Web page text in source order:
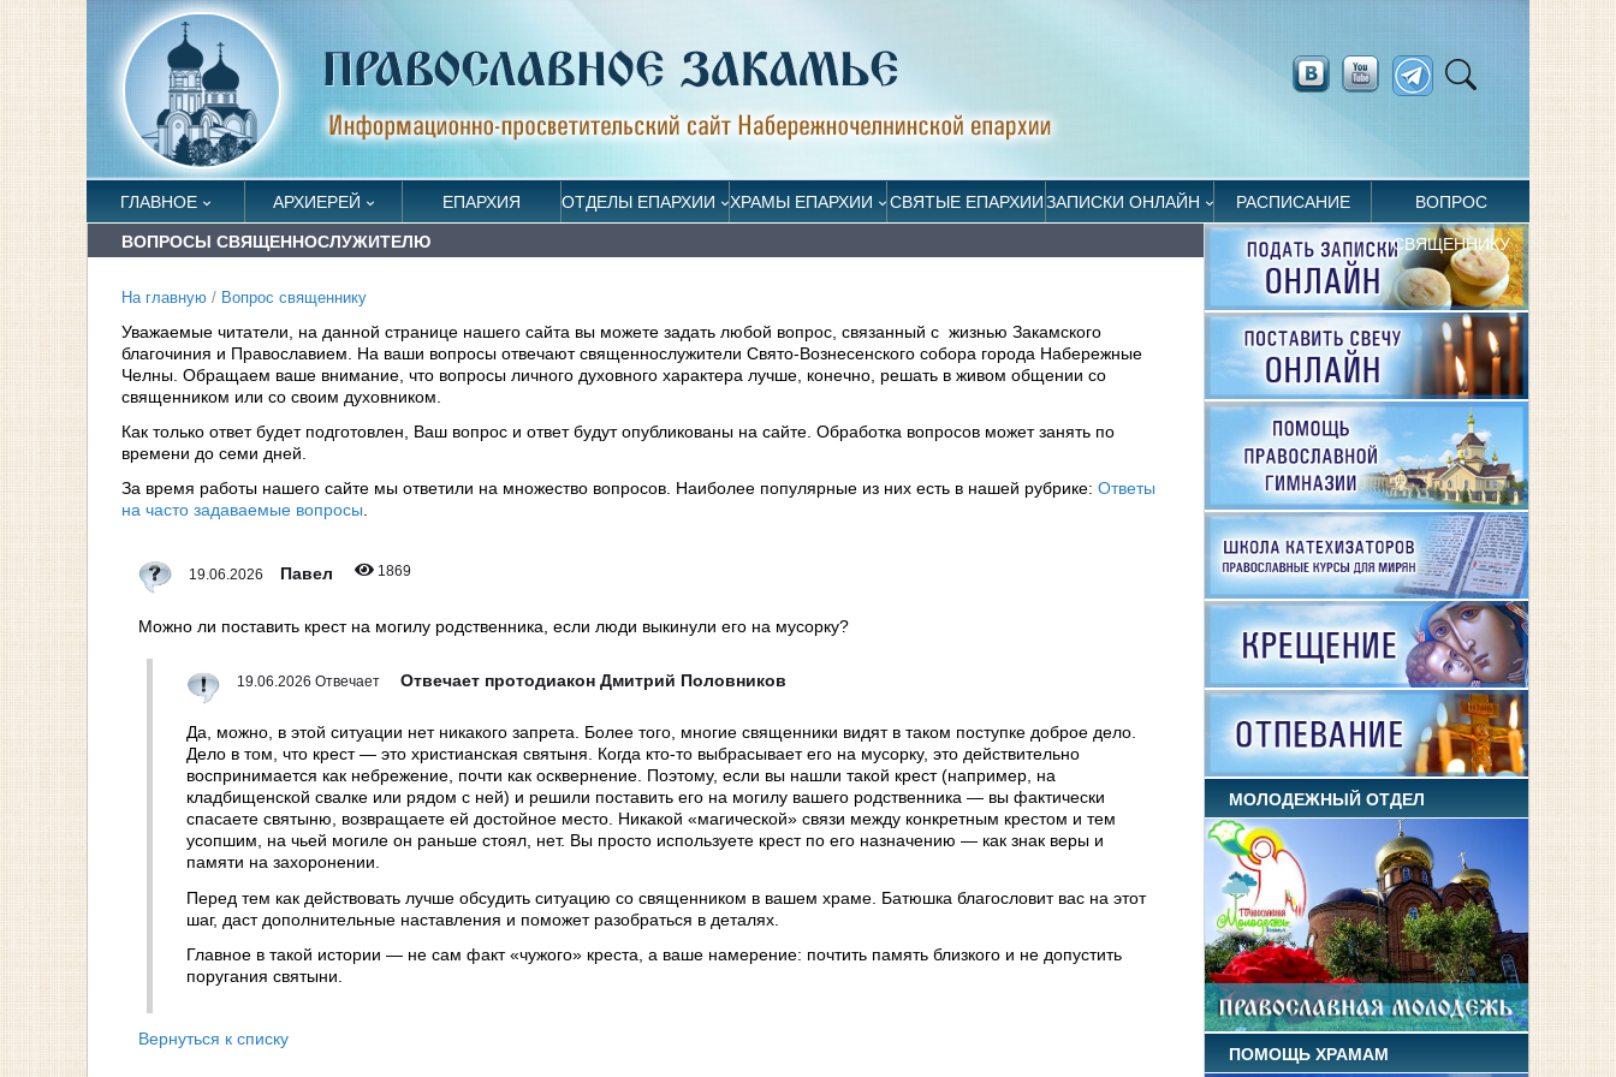
ГЛАВНОЕ АРХИЕРЕЙ ЕПАРХИЯ ОТДЕЛЫ ЕПАРХИИ ХРАМЫ ЕПАРХИИ СВЯТЫЕ ЕПАРХИИЗАПИСКИ ОНЛАЙН РАСПИСАНИЕ ВОПРОС
СВЯЩЕННИКУ
ВОПРОСЫ СВЯЩЕННОСЛУЖИТЕЛЮ
На главную / Вопрос священнику
Уважаемые читатели, на данной странице нашего сайта вы можете задать любой вопрос, связанный с жизнью Закамского
благочиния и Православием. На ваши вопросы отвечают священнослужители Свято-Вознесенского собора города Набережные
Челны. Обращаем ваше внимание, что вопросы личного духовного характера лучше, конечно, решать в живом общении со
священником или со своим духовником.
Как только ответ будет подготовлен, Ваш вопрос и ответ будут опубликованы на сайте. Обработка вопросов может занять по
времени до семи дней.
За время работы нашего сайте мы ответили на множество вопросов. Наиболее популярные из них есть в нашей рубрике: Ответы
на часто задаваемые вопросы.
19.06.2026 Павел 1869
Можно ли поставить крест на могилу родственника, если люди выкинули его на мусорку?
19.06.2026 Отвечает Отвечает протодиакон Дмитрий Половников
Да, можно, в этой ситуации нет никакого запрета. Более того, многие священники видят в таком поступке доброе дело.
Дело в том, что крест — это христианская святыня. Когда кто-то выбрасывает его на мусорку, это действительно
воспринимается как небрежение, почти как осквернение. Поэтому, если вы нашли такой крест (например, на
кладбищенской свалке или рядом с ней) и решили поставить его на могилу вашего родственника — вы фактически
спасаете святыню, возвращаете ей достойное место. Никакой «магической» связи между конкретным крестом и тем
усопшим, на чьей могиле он раньше стоял, нет. Вы просто используете крест по его назначению — как знак веры и
памяти на захоронении.
Перед тем как действовать лучше обсудить ситуацию со священником в вашем храме. Батюшка благословит вас на этот
шаг, даст дополнительные наставления и поможет разобраться в деталях.
Главное в такой истории — не сам факт «чужого» креста, а ваше намерение: почтить память близкого и не допустить
поругания святыни.
Вернуться к списку
МОЛОДЕЖНЫЙ ОТДЕЛ
ПОМОЩЬ ХРАМАМ